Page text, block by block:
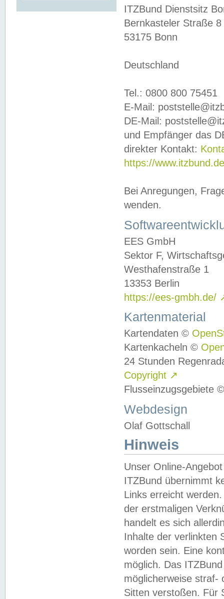
ITZBund Dienstsitz
Bernkasteler Straße 8
53175 Bonn
Deutschland
Tel.: 0800 800 75451
E-Mail:
DE-Mail:
und Empfänger das
direkter Kontakt:
https://
Bei Anregungen,
wenden.
EES GmbH
Sektor F,
Westhafenstraße 1
13353 Berlin
https://ees-gmbh.de/
Kartenmaterial
Kartendaten ©
Kartenkacheln ©
24 Stunden
Copyright ↗
Flusseinzugsgebiete
Webdesign
Olaf Gottschall
Hinweis
Unser Online-
ITZBund übernimmt
Links erreicht
der erstmaligen
handelt es sich
Inhalte der verlinkten
worden sein. Eine
möglich. Das
möglicherweise straf-
Sitten verstoßen. Für